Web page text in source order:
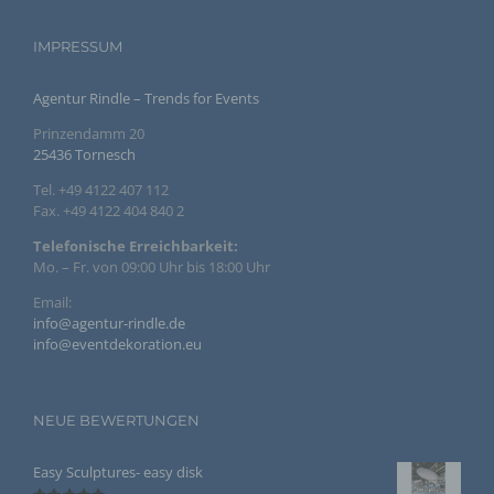
IMPRESSUM
Agentur Rindle – Trends for Events
Prinzendamm 20
25436 Tornesch
Tel. +49 4122 407 112
Fax. +49 4122 404 840 2
Telefonische Erreichbarkeit:
Mo. – Fr. von 09:00 Uhr bis 18:00 Uhr
Email:
info@agentur-rindle.de
info@eventdekoration.eu
NEUE BEWERTUNGEN
Easy Sculptures- easy disk
gespeicherter personenbezogener Daten mit dem Ziel,
Profiling ist jede Art der automatisierten Verarbeitung
diese personenbezogenen Daten verwendet werden,
um bestimmte persönliche Aspekte, die sich auf eine
Vorlieben, Interessen, Zuverlässigkeit, Verhalten,
Aufenthaltsort oder Ortswechsel dieser natürlichen
f) Pseudonymisierung
Pseudonymisierung ist die Verarbeitung
personenbezogener Daten in einer Weise, auf welche